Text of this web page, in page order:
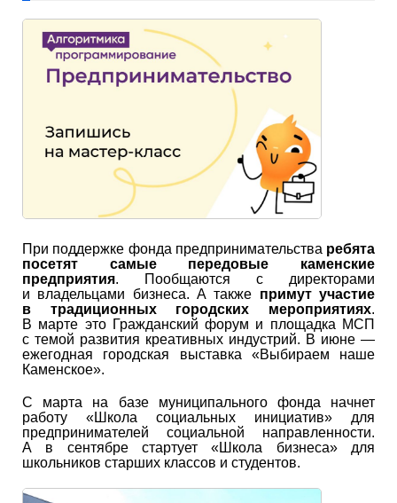
При поддержке фонда предпринимательства ребята
посетят самые передовые каменские
предприятия. Пообщаются с директорами
и владельцами бизнеса. А также примут участие
в традиционных городских мероприятиях.
В марте это Гражданский форум и площадка МСП
с темой развития креативных индустрий. В июне —
ежегодная городская выставка «Выбираем наше
Каменское».
С марта на базе муниципального фонда начнет
работу «Школа социальных инициатив» для
предпринимателей социальной направленности.
А в сентябре стартует «Школа бизнеса» для
школьников старших классов и студентов.